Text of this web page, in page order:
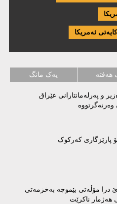
ئەمریکا
هەفتە یەک مانگ
و پەرلەمانتارانی عێراق
وەرنەگرتووە
پارێزگاری کەرکوک
درا مۆڵەتی بێموچە بەخزمەتی
هەژمار ناکرێت